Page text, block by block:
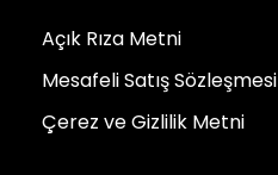
Açık Rıza Metni
Mesafeli Satış Sözleşmesi
Çerez ve Gizlilik Metni